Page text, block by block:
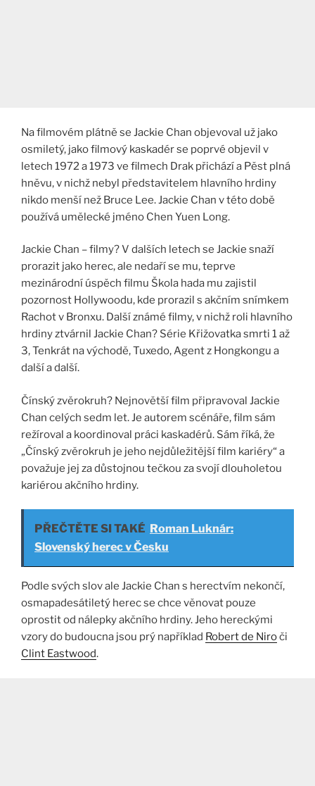
Na filmovém plátně se Jackie Chan objevoval už jako
osmiletý, jako filmový kaskadér se poprvé objevil v
letech 1972 a 1973 ve filmech Drak přichází a Pěst plná
hněvu, v nichž nebyl představitelem hlavního hrdiny
nikdo menší než Bruce Lee. Jackie Chan v této době
používá umělecké jméno Chen Yuen Long.
Jackie Chan – filmy? V dalších letech se Jackie snaží
prorazit jako herec, ale nedaří se mu, teprve
mezinárodní úspěch filmu Škola hada mu zajistil
pozornost Hollywoodu, kde prorazil s akčním snímkem
Rachot v Bronxu. Další známé filmy, v nichž roli hlavního
hrdiny ztvárnil Jackie Chan? Série Křižovatka smrti 1 až
3, Tenkrát na východě, Tuxedo, Agent z Hongkongu a
další a další.
Čínský zvěrokruh? Nejnovětší film připravoval Jackie
Chan celých sedm let. Je autorem scénáře, film sám
režíroval a koordinoval práci kaskadérů. Sám říká, že
„Čínský zvěrokruh je jeho nejdůležitější film kariéry“ a
považuje jej za důstojnou tečkou za svojí dlouholetou
kariérou akčního hrdiny.
PŘEČTĚTE SI TAKÉ Roman Luknár:
Slovenský herec v Česku
Podle svých slov ale Jackie Chan s herectvím nekončí,
osmapadesátiletý herec se chce věnovat pouze
oprostit od nálepky akčního hrdiny. Jeho hereckými
vzory do budoucna jsou prý například Robert de Niroči
Clint Eastwood.